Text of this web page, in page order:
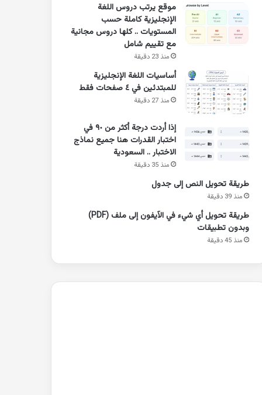
موقع يرتب دروس اللغة
الإنجليزية كاملة حسب
المستويات .. كلها دروس مجانية
مع تقييم شامل
منذ 23 دقيقة
أساسيات اللغة الإنجليزية
للمبتدئين في ٤ صفحات فقط
منذ 27 دقيقة
إذا أردت درجة أكثر من ٩٠ في
اختبار القدرات هنا جميع نماذج
الاختبار .. السعودية
منذ 35 دقيقة
طريقة تحويل النص إلى جدول
منذ 39 دقيقة
طريقة تحويل أي شيء في الآيفون إلى ملف (PDF)
وبدون تطبيقات
منذ 45 دقيقة